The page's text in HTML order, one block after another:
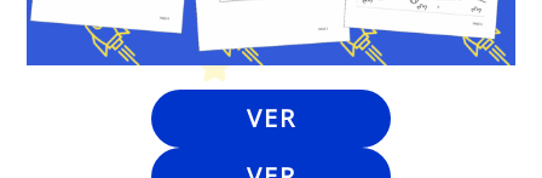
VER